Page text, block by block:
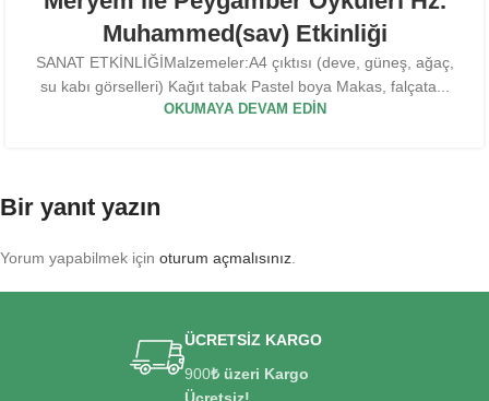
Muhammed(sav) Etkinliği
SANAT ETKİNLİĞİMalzemeler:A4 çıktısı (deve, güneş, ağaç,
su kabı görselleri) Kağıt tabak Pastel boya Makas, falçata...
OKUMAYA DEVAM EDIN
Bir yanıt yazın
Yorum yapabilmek için oturum açmalısınız
ÜCRETSİZ KARGO
900₺ üzeri Kargo